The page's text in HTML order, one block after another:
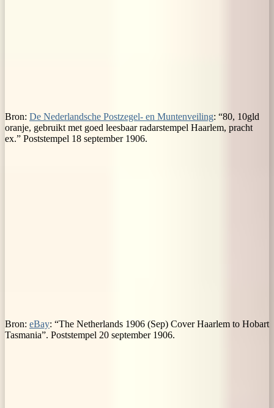
Bron: De Nederlandsche Postzegel- en Muntenveiling: “80, 10gld
oranje, gebruikt met goed leesbaar radarstempel Haarlem, pracht
ex.” Poststempel 18 september 1906.
Bron: eBay: “The Netherlands 1906 (Sep) Cover Haarlem to Hobart
Tasmania”. Poststempel 20 september 1906.